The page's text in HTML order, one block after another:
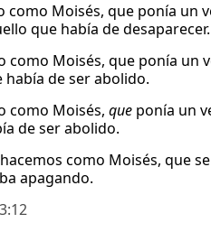
como Moisés, que ponía un
que había de desaparecer.
como Moisés, que ponía un
había de ser abolido.
como Moisés, que ponía un
de ser abolido.
como Moisés, que
apagando.